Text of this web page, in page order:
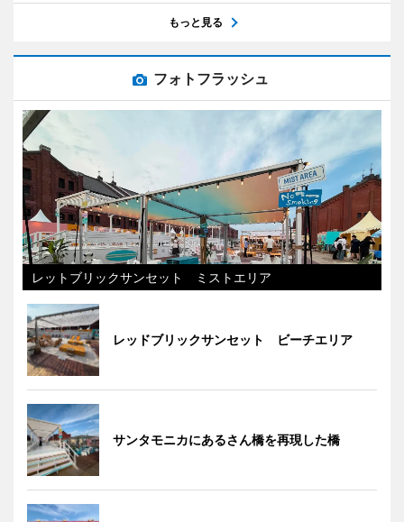
もっと見る
フォトフラッシュ
レットブリックサンセット ミストエリア
レッドブリックサンセット ビーチエリア
サンタモニカにあるさん橋を再現した橋